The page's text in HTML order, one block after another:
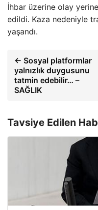
İhbar üzerine olay
edildi. Kaza nedeniyle
yaşandı.
← Sosyal platformlar
yalnızlık duygusunu
tatmin edebilir… –
SAĞLIK
Tavsiye Edilen